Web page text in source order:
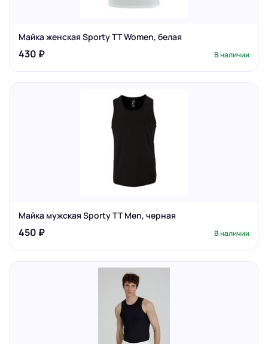
Майка женская Sporty TT Women, белая
430 ₽ В наличии
Майка мужская Sporty TT Men, черная
450 ₽ В наличии